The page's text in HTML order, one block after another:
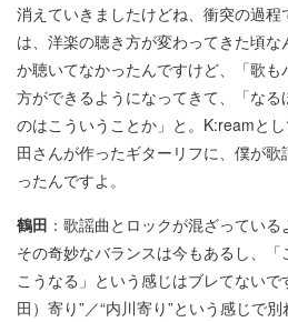
消えていきましたけどね、衝突の過
は、洋楽の聴き方が変わってきた頃
か聴いてなかったんですけど、「歌も
方ができるようになってきて、「な
のはこういうことか」と。K:reamと
田さんが作ったギターリフに、僕が歌
ったんですよ。
鶴田 ：歌謡曲とロックが混ざっている
その奇妙なバランスは今もあるし、「
こうなる」という感じはブレてない
田）寄り”／“内川寄り”という感じで